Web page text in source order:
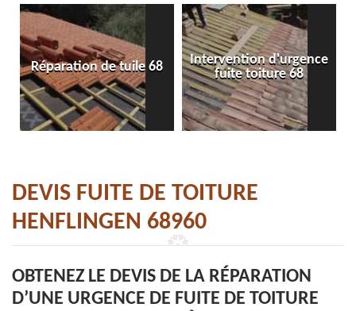
Réparation de tuile 68
Intervention d'urgence
fuite toiture 68
DEVIS FUITE DE TOITURE
HENFLINGEN 68960
OBTENEZ LE DEVIS DE LA RÉPARATION
D’UNE URGENCE DE FUITE DE TOITURE